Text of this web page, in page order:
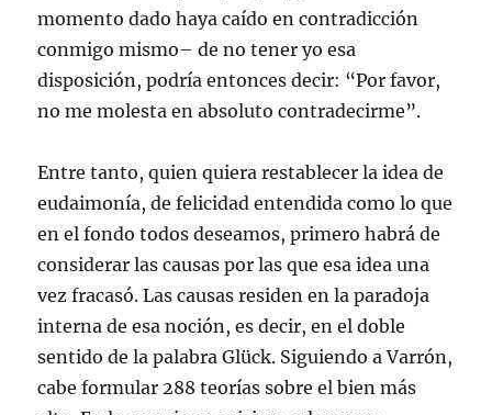
momento dado haya caído en contradicción
conmigo mismo– de no tener yo esa
disposición, podría entonces decir: “Por favor,
no me molesta en absoluto contradecirme”.
Entre tanto, quien quiera restablecer la idea de
eudaimonía, de felicidad entendida como lo que
en el fondo todos deseamos, primero habrá de
considerar las causas por las que esa idea una
vez fracasó. Las causas residen en la paradoja
interna de esa noción, es decir, en el doble
sentido de la palabra Glück. Siguiendo a Varrón,
cabe formular 288 teorías sobre el bien más